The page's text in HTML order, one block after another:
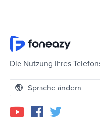
Die Nutzung Ihres
Sprache ändern